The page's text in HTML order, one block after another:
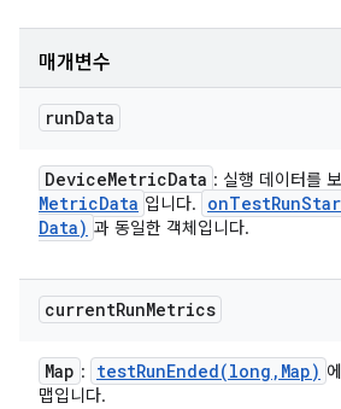
매개변수
runData
DeviceMetricData : 실행 데이터를
MetricData 입니다.
Data) 과 동일한 객체입니다.
currentRunMetrics
Map : testRunEnded(long , Map)
맵입니다.